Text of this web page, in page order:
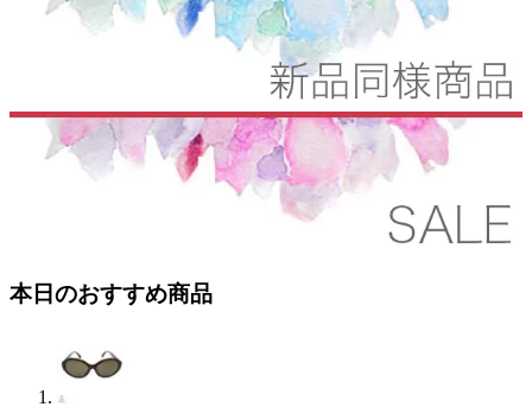
本日のおすすめ商品